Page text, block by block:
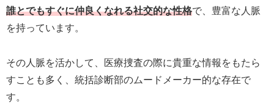
誰とでもすぐに仲良くなれる社交的な性格で、豊富な人脈
を持っています。
その人脈を活かして、医療捜査の際に貴重な情報をもたら
すことも多く、統括診断部のムードメーカー的な存在で
す。